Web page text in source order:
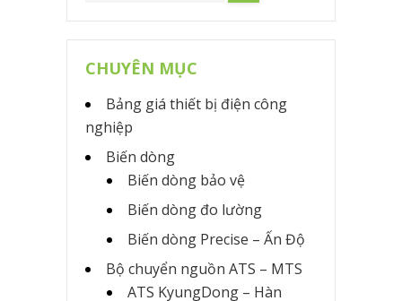
CHUYÊN MỤC
Bảng giá thiết bị điện công
nghiệp
Biến dòng
Biến dòng bảo vệ
Biến dòng đo lường
Biến dòng Precise – Ấn Độ
Bộ chuyển nguồn ATS – MTS
ATS KyungDong – Hàn